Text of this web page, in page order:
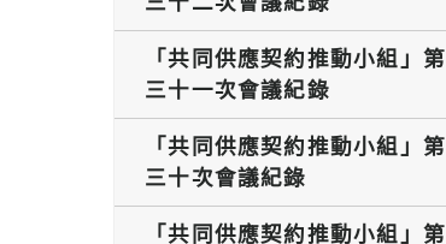
「共同供應契約推動小組」第
三十一次會議紀錄
「共同供應契約推動小組」第
三十次會議紀錄
「共同供應契約推動小組」第